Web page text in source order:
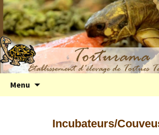
Elevage de tortues terrestres
Hermann
Menu
Incubateurs/